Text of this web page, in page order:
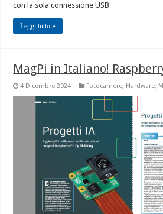
con la sola connessione USB
Leggi tutto »
MagPi in Italiano!
4 Dicembre 2024 Fotocamere, Hardware,